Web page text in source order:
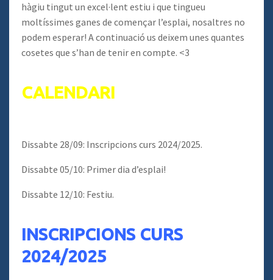
hàgiu tingut un excel·lent estiu i que tingueu
moltíssimes ganes de començar l’esplai, nosaltres no
podem esperar! A continuació us deixem unes quantes
cosetes que s’han de tenir en compte. <3
CALENDARI
Dissabte 28/09: Inscripcions curs 2024/2025.
Dissabte 05/10: Primer dia d’esplai!
Dissabte 12/10: Festiu.
INSCRIPCIONS CURS
2024/2025